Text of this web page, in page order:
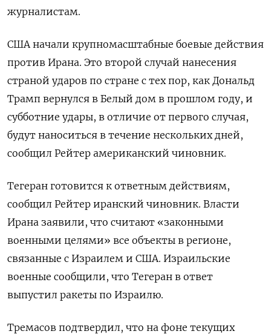
журналистам.
США начали крупномасштабные боевые действия
против Ирана. Это второй случай нанесения
страной ударов по стране с тех пор, как Дональд
Трамп вернулся в Белый дом в прошлом году, и
субботние удары, в отличие от первого случая,
будут наноситься в течение нескольких дней,
сообщил Рейтер американский чиновник.
Тегеран ​готовится к ответным действиям,
сообщил Рейтер иранский чиновник. ​Власти
Ирана заявили, что считают «законными
военными целями» все ​объекты в ⁠регионе,
связанные с Израилем и США. Израильские
военные сообщили, что Тегеран в ответ
выпустил ракеты по Израилю.
Тремасов ‌подтвердил, что на фоне текущих